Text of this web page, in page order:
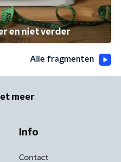
en niet verder
Alle fragmenten
meer
Info
Contact